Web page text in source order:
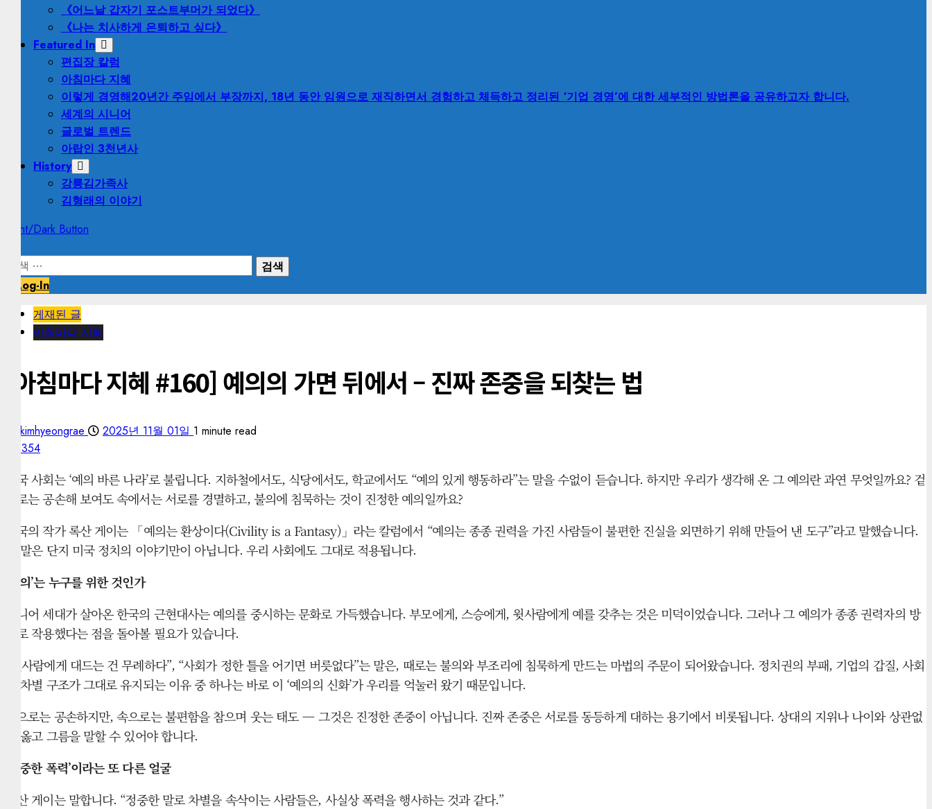
《어느날 갑자기 포스트부머가 되었다》
《나는 치사하게 은퇴하고 싶다》
Featured In
편집장 칼럼
아침마다 지혜
이렇게 경영해20년간 주임에서 부장까지, 18년 동안 임원으로 재직하면서 경험하고 체득하고 정리된 ‘기업 경영’에 대한 세부적인 방법론을 공유하고자 합니다.
세계의 시니어
글로벌 트렌드
아랍인 3천년사
History
강릉김가족사
김형래의 이야기
Light/Dark Button
Log-In
게재된 글
아침마다 지혜
[아침마다 지혜 #160] 예의의 가면 뒤에서 – 진짜 존중을 되찾는 법
kimhyeongrae 2025년 11월 01일 1 minute read
354
한국 사회는 ‘예의 바른 나라’로 불립니다. 지하철에서도, 식당에서도, 학교에서도 “예의 있게 행동하라”는 말을 수없이 듣습니다. 하지만 우리가 생각해 온 그 예의란 과연 무엇일까요? 겉
으로는 공손해 보여도 속에서는 서로를 경멸하고, 불의에 침묵하는 것이 진정한 예의일까요?
미국의 작가 록산 게이는 「예의는 환상이다(Civility is a Fantasy)」라는 칼럼에서 “예의는 종종 권력을 가진 사람들이 불편한 진실을 외면하기 위해 만들어 낸 도구”라고 말했습니다.
이 말은 단지 미국 정치의 이야기만이 아닙니다. 우리 사회에도 그대로 적용됩니다.
‘예의’는 누구를 위한 것인가
시니어 세대가 살아온 한국의 근현대사는 예의를 중시하는 문화로 가득했습니다. 부모에게, 스승에게, 윗사람에게 예를 갖추는 것은 미덕이었습니다. 그러나 그 예의가 종종 권력자의 방
패로 작용했다는 점을 돌아볼 필요가 있습니다.
“윗사람에게 대드는 건 무례하다”, “사회가 정한 틀을 어기면 버릇없다”는 말은, 때로는 불의와 부조리에 침묵하게 만드는 마법의 주문이 되어왔습니다. 정치권의 부패, 기업의 갑질, 사회
의 차별 구조가 그대로 유지되는 이유 중 하나는 바로 이 ‘예의의 신화’가 우리를 억눌러 왔기 때문입니다.
겉으로는 공손하지만, 속으로는 불편함을 참으며 웃는 태도 — 그것은 진정한 존중이 아닙니다. 진짜 존중은 서로를 동등하게 대하는 용기에서 비롯됩니다. 상대의 지위나 나이와 상관없
이 옳고 그름을 말할 수 있어야 합니다.
‘정중한 폭력’이라는 또 다른 얼굴
록산 게이는 말합니다. “정중한 말로 차별을 속삭이는 사람들은, 사실상 폭력을 행사하는 것과 같다.”